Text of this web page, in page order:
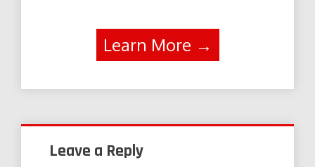
Learn More →
Leave a Reply